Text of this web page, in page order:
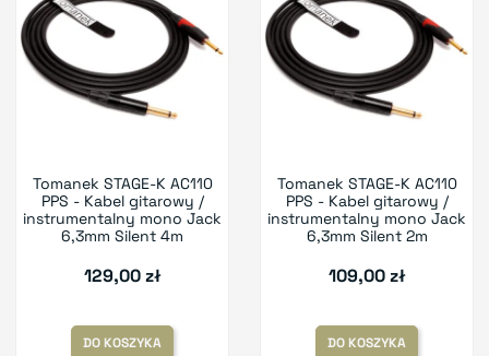
Tomanek STAGE-K AC110
PPS - Kabel gitarowy /
instrumentalny mono Jack
6,3mm Silent 4m
129,00 zł
DO KOSZYKA
Tomanek STAGE-K AC110
PPS - Kabel gitarowy /
instrumentalny mono Jack
6,3mm Silent 2m
109,00 zł
DO KOSZYKA